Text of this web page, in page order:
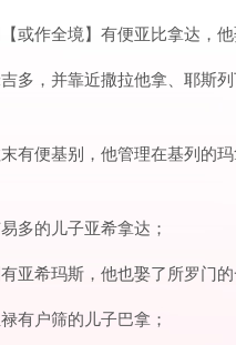
或作全境】有便亚比拿达，
多，并靠近撒拉他拿、耶斯
有便基别，他管理在基列的
多的儿子亚希拿达；
亚希玛斯，他也娶了所罗门
有户筛的儿子巴拿；